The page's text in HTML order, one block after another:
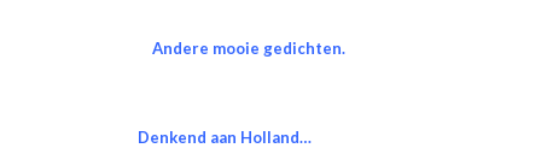
Andere mooie gedichten.
Denkend aan Holland…